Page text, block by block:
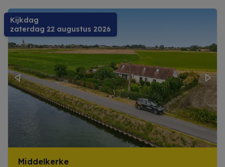
Kijkdag
zaterdag 22 augustus 2026
Previous Next
Middelkerke